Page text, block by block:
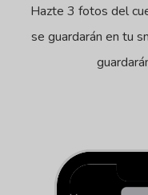
Hazte 3 fotos del
se guardarán en tu